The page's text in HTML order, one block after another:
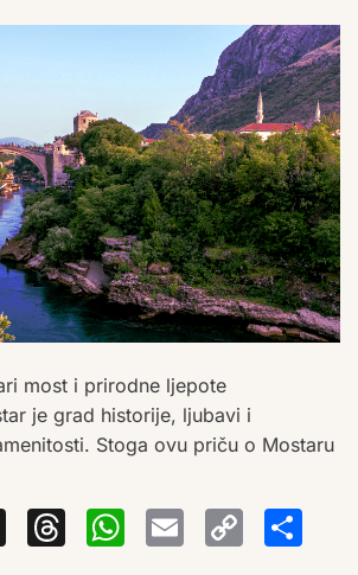
most i prirodne ljepote
je grad historije, ljubavi i
Stoga ovu priču o Mostaru
X Threads
Email